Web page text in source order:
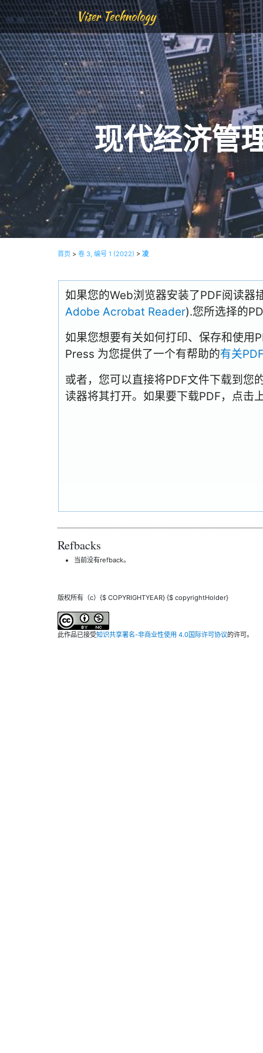
Viser Technology
现代经济管
首页 > 卷 3, 编号 1 (2022) > 凌
如果您的Web浏览器安装了PDF阅读器
Adobe Acrobat Reader).您所选择的
如果您想要有关如何打印、保存和使用
Press 为您提供了一个有帮助的有关
或者，您可以直接将PDF文件下载到您
读器将其打开。如果要下载PDF，点击
Refbacks
当前没有refback。
版权所有（c）{$ COPYRIGHTYEAR} {$ copyrightHolder}
此作品已接受知识共享署名-非商业性使用 4.0国际许可协议的许可。